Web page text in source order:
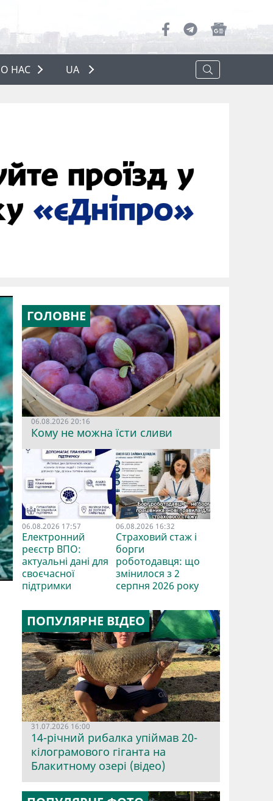
НАС
НАС
UA
ГОЛОВНЕ
06.08.2026 20:16
Кому не можна їсти сливи
06.08.2026 17:57
Електронний
реєстр ВПО:
актуальні дані для
своєчасної
підтримки
06.08.2026 16:32
Страховий стаж і
борги
роботодавця: що
змінилося з 2
серпня 2026 року
ПОПУЛЯРНЕ ВІДЕО
31.07.2026 16:00
14-річний рибалка упіймав 20-
кілограмового гіганта на
Блакитному озері (відео)